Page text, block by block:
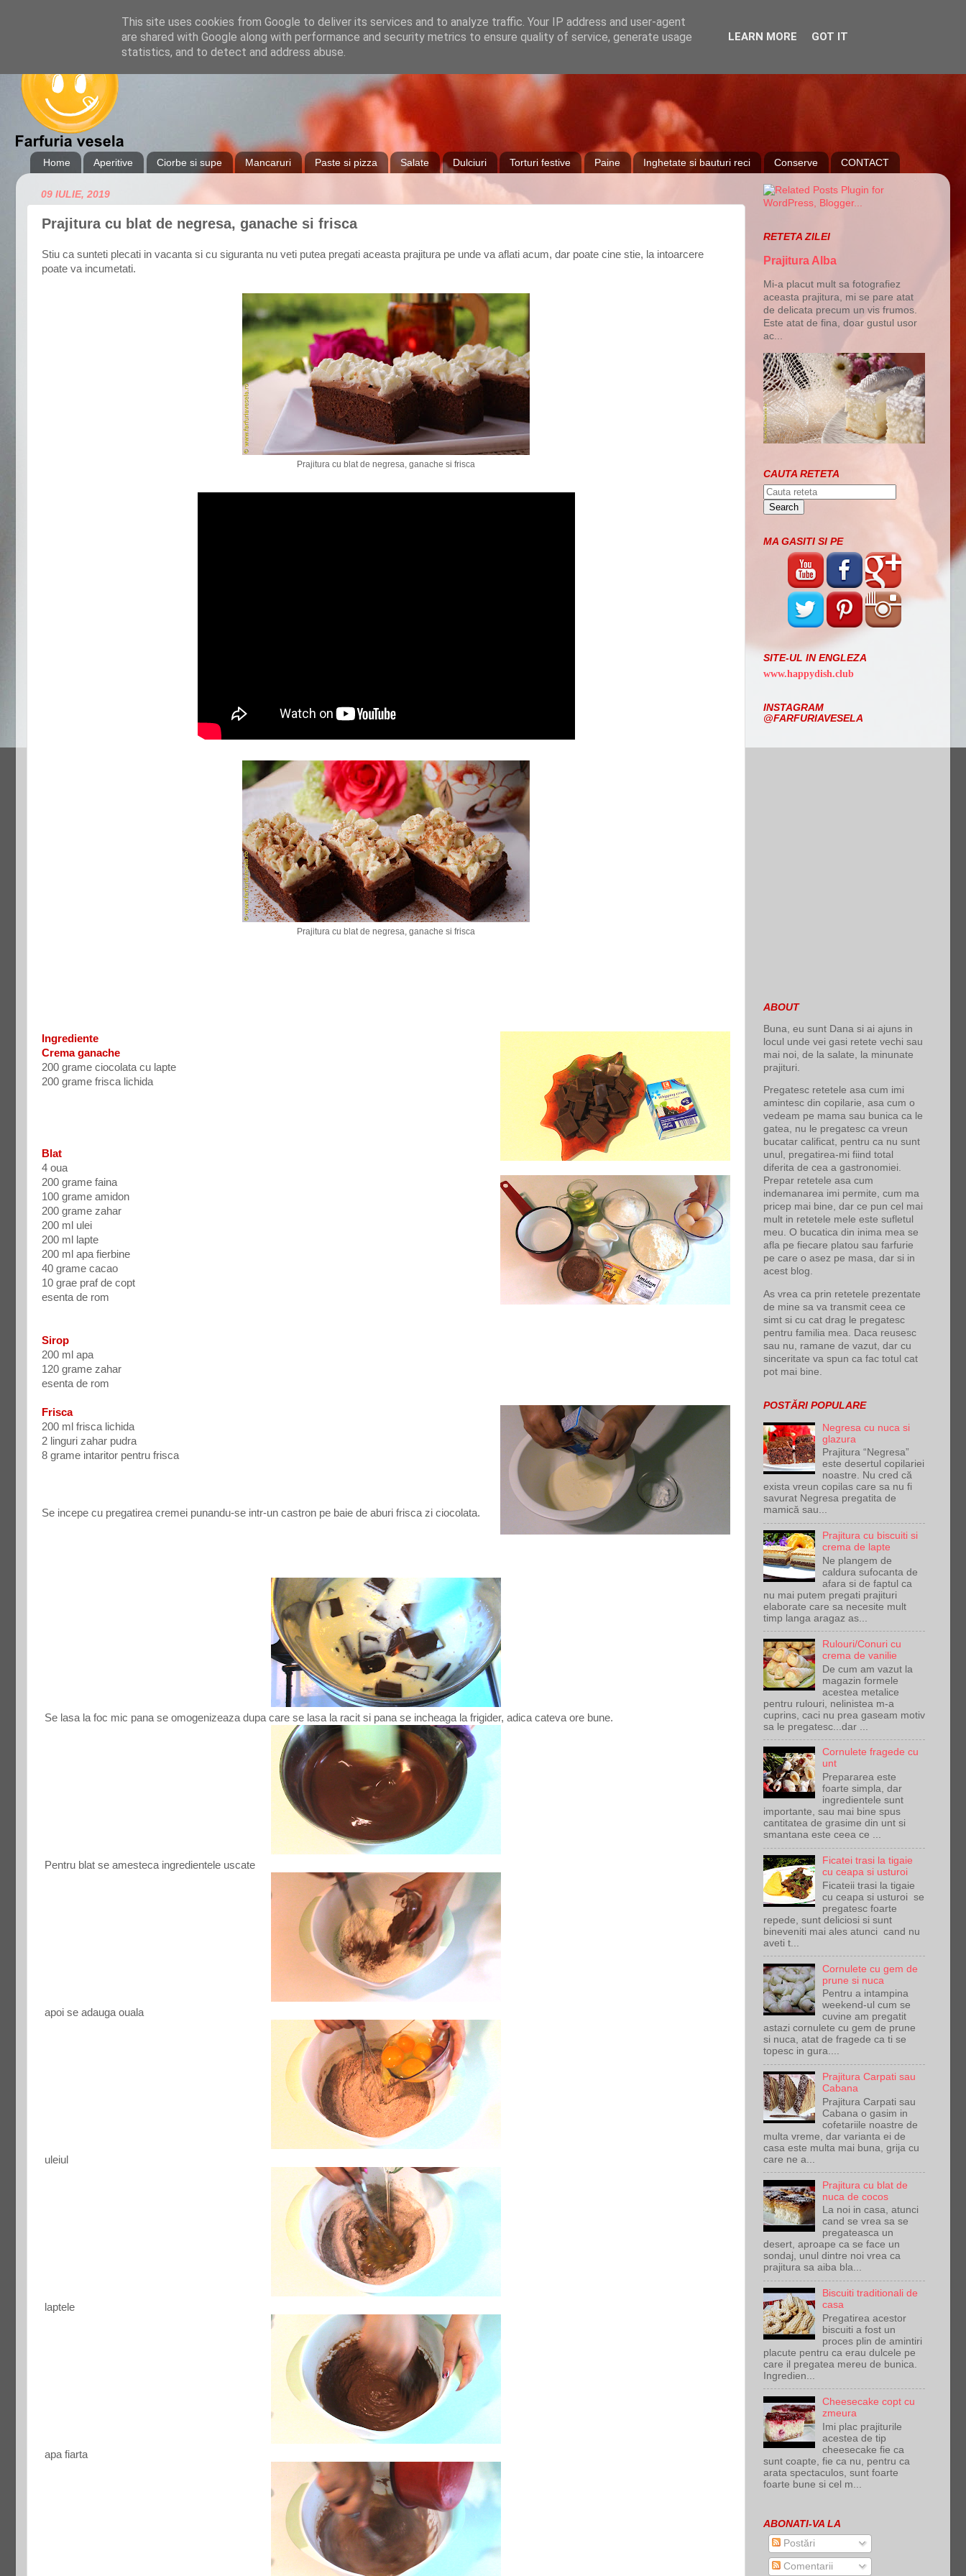
Home Aperitive Ciorbe si supe Mancaruri Paste si pizza Salate Dulciuri Torturi festive Paine Inghetate si bauturi reci Conserve CONTACT
09 IULIE, 2019
Prajitura cu blat de negresa, ganache si frisca
Stiu ca sunteti plecati in vacanta si cu siguranta nu veti putea pregati aceasta prajitura pe unde va aflati acum, dar poate cine stie, la intoarcere
poate va incumetati.
Prajitura cu blat de negresa, ganache si frisca
Prajitura cu blat de negresa, ganache si frisca
Ingrediente
Crema ganache
200 grame ciocolata cu lapte
200 grame frisca lichida
Blat
4 oua
200 grame faina
100 grame amidon
200 grame zahar
200 ml ulei
200 ml lapte
200 ml apa fierbine
40 grame cacao
10 grae praf de copt
esenta de rom
Sirop
200 ml apa
120 grame zahar
esenta de rom
Frisca
200 ml frisca lichida
2 linguri zahar pudra
8 grame intaritor pentru frisca
Se incepe cu pregatirea cremei punandu-se intr-un castron pe baie de aburi frisca zi ciocolata.
Se lasa la foc mic pana se omogenizeaza dupa care se lasa la racit si pana se incheaga la frigider, adica cateva ore bune.
Pentru blat se amesteca ingredientele uscate
apoi se adauga ouala
uleiul
laptele
apa fiarta
RETETA ZILEI
Prajitura Alba
Mi-a placut mult sa fotografiez
aceasta prajitura, mi se pare atat
de delicata precum un vis frumos.
Este atat de fina, doar gustul usor
ac...
CAUTA RETETA
MA GASITI SI PE
SITE-UL IN ENGLEZA
www.happydish.club
INSTAGRAM
@FARFURIAVESELA
ABOUT
Buna, eu sunt Dana si ai ajuns in
locul unde vei gasi retete vechi sau
mai noi, de la salate, la minunate
prajituri.
Pregatesc retetele asa cum imi
amintesc din copilarie, asa cum o
vedeam pe mama sau bunica ca le
gatea, nu le pregatesc ca vreun
bucatar calificat, pentru ca nu sunt
unul, pregatirea-mi fiind total
diferita de cea a gastronomiei.
Prepar retetele asa cum
indemanarea imi permite, cum ma
pricep mai bine, dar ce pun cel mai
mult in retetele mele este sufletul
meu. O bucatica din inima mea se
afla pe fiecare platou sau farfurie
pe care o asez pe masa, dar si in
acest blog.
As vrea ca prin retetele prezentate
de mine sa va transmit ceea ce
simt si cu cat drag le pregatesc
pentru familia mea. Daca reusesc
sau nu, ramane de vazut, dar cu
sinceritate va spun ca fac totul cat
pot mai bine.
POSTĂRI POPULARE
Negresa cu nuca si
glazura
Prajitura “Negresa”
este desertul copilariei
noastre. Nu cred că
exista vreun copilas care sa nu fi
savurat Negresa pregatita de
mamică sau...
Prajitura cu biscuiti si
crema de lapte
Ne plangem de
caldura sufocanta de
afara si de faptul ca
nu mai putem pregati prajituri
elaborate care sa necesite mult
timp langa aragaz as...
Rulouri/Conuri cu
crema de vanilie
De cum am vazut la
magazin formele
acestea metalice
pentru rulouri, nelinistea m-a
cuprins, caci nu prea gaseam motiv
sa le pregatesc...dar ...
Cornulete fragede cu
unt
Prepararea este
foarte simpla, dar
ingredientele sunt
importante, sau mai bine spus
cantitatea de grasime din unt si
smantana este ceea ce ...
Ficatei trasi la tigaie
cu ceapa si usturoi
Ficateii trasi la tigaie
cu ceapa si usturoi se
pregatesc foarte
repede, sunt deliciosi si sunt
bineveniti mai ales atunci cand nu
aveti t...
Cornulete cu gem de
prune si nuca
Pentru a intampina
weekend-ul cum se
cuvine am pregatit
astazi cornulete cu gem de prune
si nuca, atat de fragede ca ti se
topesc in gura....
Prajitura Carpati sau
Cabana
Prajitura Carpati sau
Cabana o gasim in
cofetariile noastre de
multa vreme, dar varianta ei de
casa este multa mai buna, grija cu
care ne a...
Prajitura cu blat de
nuca de cocos
La noi in casa, atunci
cand se vrea sa se
pregateasca un
desert, aproape ca se face un
sondaj, unul dintre noi vrea ca
prajitura sa aiba bla...
Biscuiti traditionali de
casa
Pregatirea acestor
biscuiti a fost un
proces plin de amintiri
placute pentru ca erau dulcele pe
care il pregatea mereu de bunica.
Ingredien...
Cheesecake copt cu
zmeura
Imi plac prajiturile
acestea de tip
cheesecake fie ca
sunt coapte, fie ca nu, pentru ca
arata spectaculos, sunt foarte
foarte bune si cel m...
ABONATI-VA LA
Postări
Comentarii
This site uses cookies from Google to deliver its services and to analyze traffic. Your IP address and user-agent
are shared with Google along with performance and security metrics to ensure quality of service, generate usage
statistics, and to detect and address abuse.
LEARN MORE GOT IT